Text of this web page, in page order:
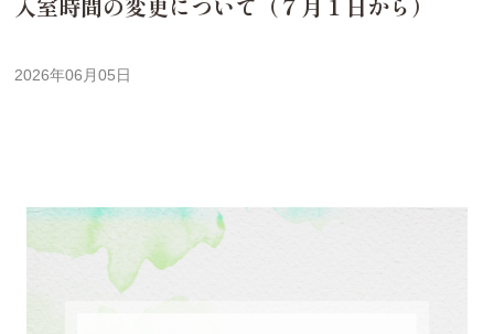
2026年06月05日